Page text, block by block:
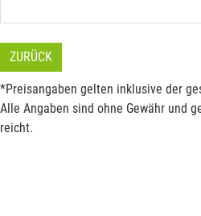
ZURÜCK
*Preisangaben gelten inklusive der
Alle Angaben sind ohne Gewähr und
reicht.